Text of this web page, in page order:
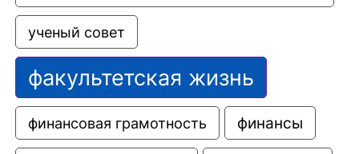
ученый совет
факультетская жизнь
финансовая грамотность финансы